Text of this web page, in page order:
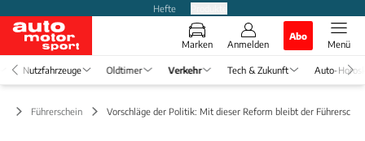
Hefte
Marken Anmelden
Abo
Menü
Nutzfahrzeuge Oldtimer Verkehr Tech & Zukunft Auto-
Führerschein Vorschläge der Politik: Mit dieser Reform bleibt der